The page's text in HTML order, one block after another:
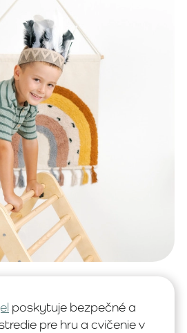
poskytuje bezpečné a
pre hru a cvičenie v